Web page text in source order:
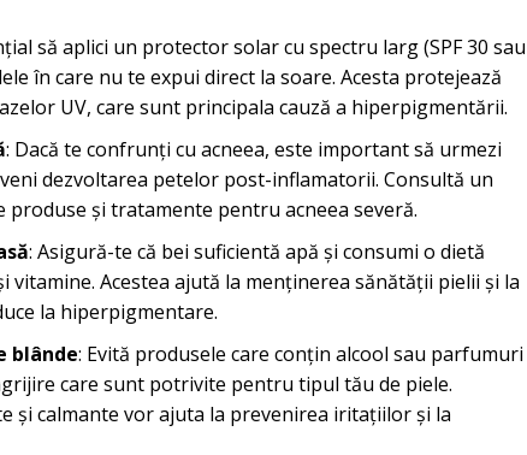
să aplici un protector solar cu spectru larg (SPF 30 sau
în care nu te expui direct la soare. Acesta protejează
UV, care sunt principala cauză a hiperpigmentării.
: Dacă te confrunți cu acneea, este important să urmezi
dezvoltarea petelor post-inflamatorii. Consultă un
și tratamente pentru acneea severă.
: Asigură-te că bei suficientă apă și consumi o dietă
Acestea ajută la menținerea sănătății pielii și la
la hiperpigmentare.
blânde: Evită produsele care conțin alcool sau parfumuri
care sunt potrivite pentru tipul tău de piele.
și calmante vor ajuta la prevenirea iritațiilor și la